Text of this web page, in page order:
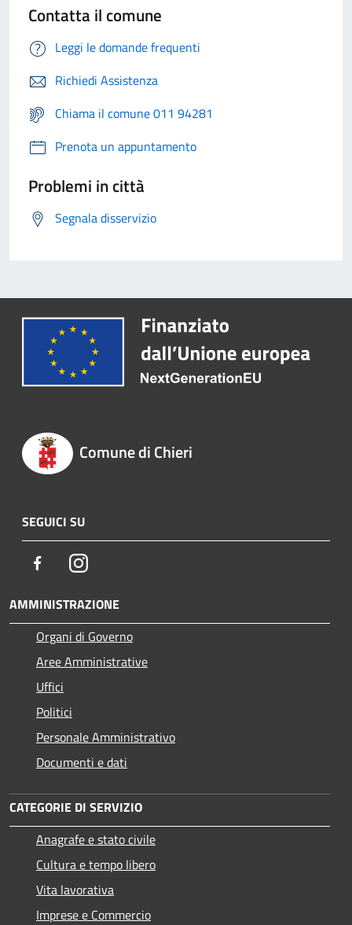
Contatta il comune
Leggi le domande frequenti
Richiedi Assistenza
Chiama il comune 011 94281
Prenota un appuntamento
Problemi in città
Segnala disservizio
Comune di Chieri
SEGUICI SU
FacebookInstagram
AMMINISTRAZIONE
Organi di Governo
Aree Amministrative
Uffici
Politici
Personale Amministrativo
Documenti e dati
CATEGORIE DI SERVIZIO
Anagrafe e stato civile
Cultura e tempo libero
Vita lavorativa
Imprese e Commercio